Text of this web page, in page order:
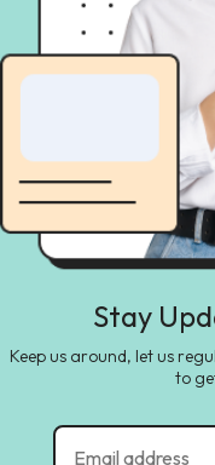
Stay
Keep us around, let us
to